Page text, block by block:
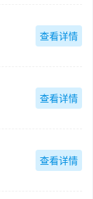
查看详情
查看详情
查看详情